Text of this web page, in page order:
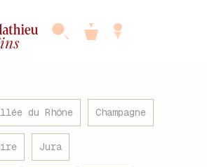
du Rhône Champagne
Jura